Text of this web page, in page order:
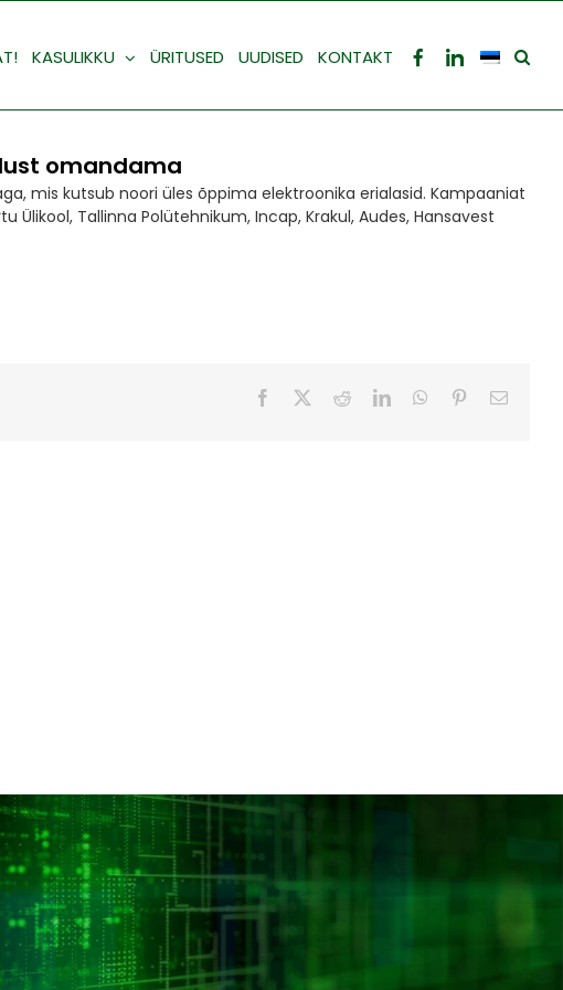
KASULIKKU ÜRITUSED UUDISED KONTAKT
omandama
mis kutsub noori üles õppima elektroonika erialasid. Kampaaniat
Tallinna Polütehnikum, Incap, Krakul, Audes, Hansavest
Facebook RedditLinkedInWhatsApp
PinterestEmail